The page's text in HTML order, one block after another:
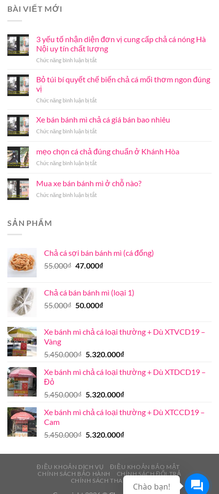
BÀI VIẾT MỚI
3 yếu tố nhận diện đơn vị cung cấp chả cá nóng Hà
Nội uy tín chất lượng
Chức năng bình luận bị tắtở
yếu
tố
diện
vị
cấp
cá
uy
Bỏ túi bí quyết chế biến chả cá mối thơm ngon đúng
vị
Chức năng bình luận bị tắtở
túi
bí
quyết
biến
cá
thơm
Xe bán bánh mì chả cá giá bán bao nhiêu
Chức năng bình luận bị tắtở
bánh
mì
bán
mẹo chọn cá chả đúng chuẩn ở Khánh Hòa
Chức năng bình luận bị tắtở
chọn
cá
chả
Mua xe bán bánh mì ở chỗ nào?
Chức năng bình luận bị tắtở
chỗ
SẢN PHẨM
Chả cá sợi bán bánh mì (cá đổng)
55.000₫ Giá
55.000₫.
47.000₫Giá
là:
47.000₫.
Chả cá bán bánh mì (loại 1)
55.000₫ Giá
55.000₫.
50.000₫Giá
là:
Xe bánh mì chả cá loại thường + Dù XTVCD19 –
Vàng
5.450.000₫ Giá
là:
5.320.000₫Giá
tại
5.320.000₫.
Xe bánh mì chả cá loại thường + Dù XTDCD19 –
Đỏ
5.450.000₫ Giá
là:
5.320.000₫Giá
tại
5.320.000₫.
Xe bánh mì chả cá loại thường + Dù XTCCD19 –
Cam
5.450.000₫ Giá
là:
5.450.000₫.
5.320.000₫Giá
tại
là:
5.320.000₫.
ĐIỀU KHOẢN DỊCH VỤ
ĐIỀU KHOẢN BẢO MẬT
CHÍNH SÁCH BẢO HÀNH
CHÍNH SÁCH ĐỔI TRẢ
CHÍNH SÁCH THANH TOÁN